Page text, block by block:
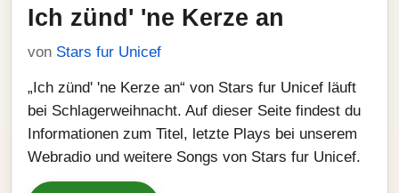
Ich zünd' 'ne Kerze an
von Stars fur Unicef
„Ich zünd' 'ne Kerze an“ von Stars fur Unicef läuft
bei Schlagerweihnacht. Auf dieser Seite findest du
Informationen zum Titel, letzte Plays bei unserem
Webradio und weitere Songs von Stars fur Unicef.